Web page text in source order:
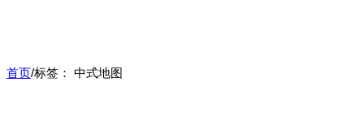
首页/标签： 中式地图